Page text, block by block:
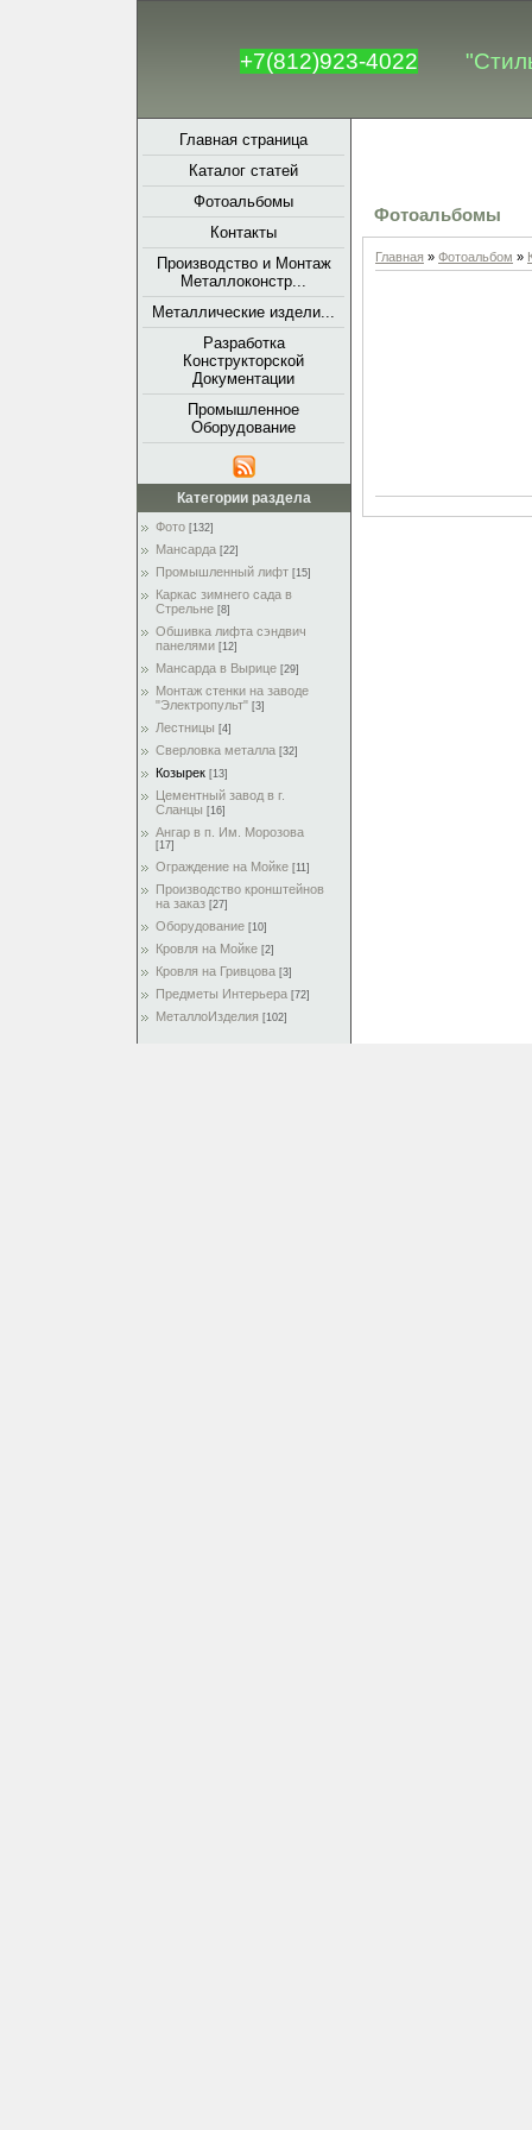
+7(812)923-4022
Главная страница
Каталог статей
Фотоальбомы
Контакты
Производство и Монтаж
Металлоконстр...
Металлические издели...
Разработка
Конструкторской
Документации
Промышленное
Оборудование
Категории раздела
Фото [132]
Мансарда [22]
Промышленный лифт [15]
Каркас зимнего сада в
Стрельне [8]
Обшивка лифта сэндвич
панелями [12]
Мансарда в Вырице [29]
Монтаж стенки на заводе
"Электропульт" [3]
Лестницы [4]
Сверловка металла [32]
Козырек [13]
Цементный завод в г.
Сланцы [16]
Ангар в п. Им. Морозова
[17]
Ограждение на Мойке [11]
Производство кронштейнов
на заказ [27]
Оборудование [10]
Кровля на Мойке [2]
Кровля на Гривцова [3]
Предметы Интерьера [72]
МеталлоИзделия [102]
Фотоальбомы
Главная » Фотоальбом »